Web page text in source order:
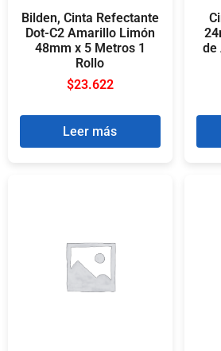
Bilden, Cinta Refectante
Dot-C2 Amarillo Limón
48mm x 5 Metros 1
Rollo
$23.622
Leer más
de